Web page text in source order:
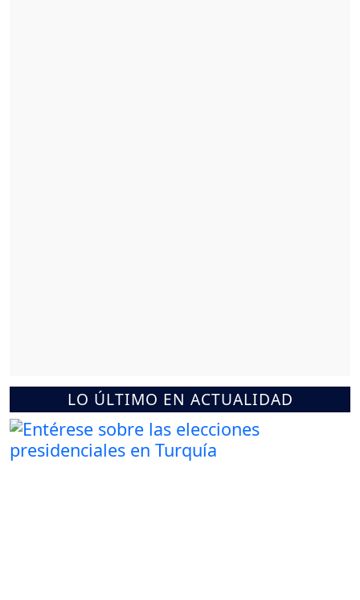
LO ÚLTIMO EN ACTUALIDAD